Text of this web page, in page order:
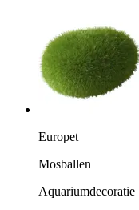
Europet
Mosballen
Aquariumdecoratie